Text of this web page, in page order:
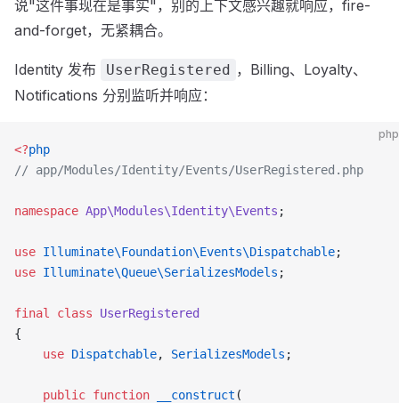
说"这件事现在是事实"，别的上下文感兴趣就响应，fire-
and-forget，无紧耦合。
Identity 发布 UserRegistered ，Billing、Loyalty、
Notifications 分别监听并响应：
php
<?php
// app/Modules/Identity/Events/UserRegistered.php
namespace App\Modules\Identity\Events ;
use Illuminate\Foundation\Events\Dispatchable;
use Illuminate\Queue\SerializesModels ;
final class UserRegistered
{
    use
Dispatchable, SerializesModels ;
    public
function __construct (